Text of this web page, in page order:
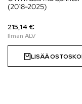
(2018-2025)
215,14 €
LISÄÄ